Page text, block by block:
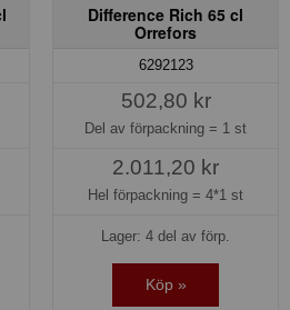
Difference Rich 65 cl
Orrefors
6292123
502,80 kr
Del av förpackning = 1 st
2.011,20 kr
Hel förpackning = 4*1 st
Lager: 4 del av förp.
Köp »